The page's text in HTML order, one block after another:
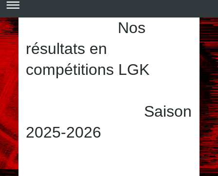
Nos
résultats en
compétitions LGK
Saison
2025-2026